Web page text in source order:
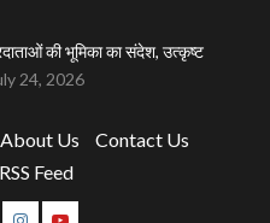
की भूमिका का संदेश, उत्कृष्ट
24, 2026
About Us
Contact Us
Feed
Instagram
Youtube